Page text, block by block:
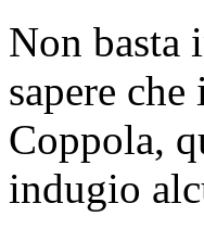
Non basta
sapere
Coppola,
indugio